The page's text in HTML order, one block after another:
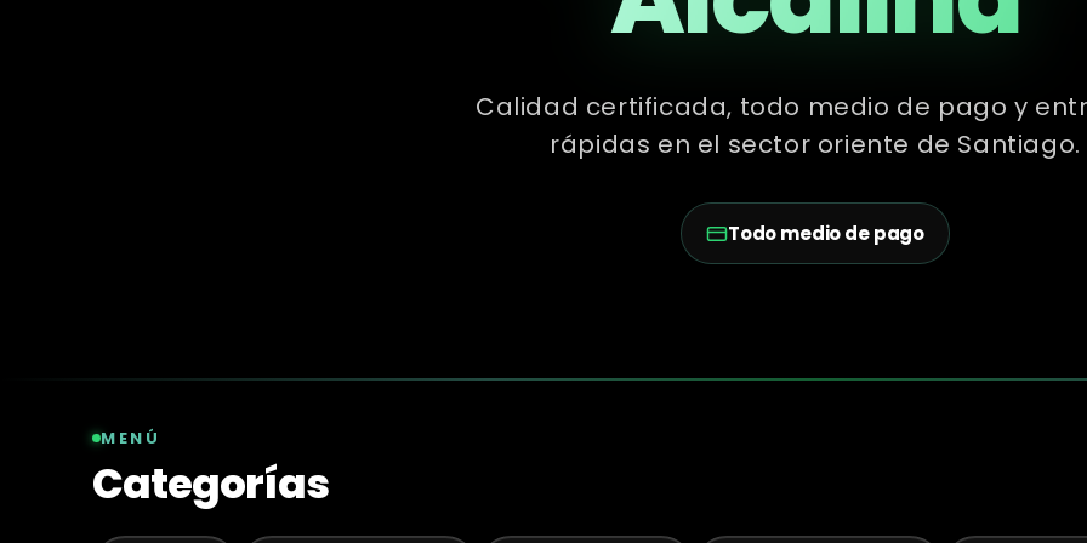
Calidad certificada, todo medio de pago y
rápidas en el sector oriente de Santiago.
Todo medio de pago
MENÚ
Categorías